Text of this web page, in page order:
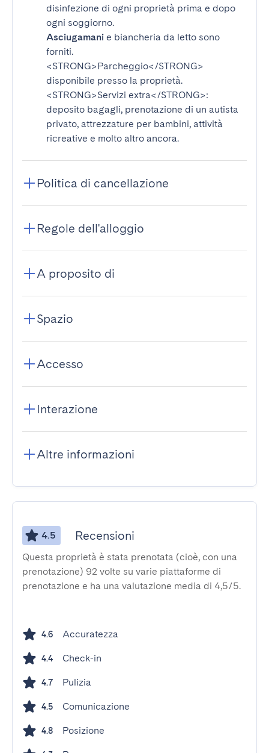
disinfezione di ogni proprietà prima e dopo
ogni soggiorno.
Asciugamani e biancheria da letto sono
forniti.
<STRONG>Parcheggio</STRONG>
disponibile presso la proprietà.
<STRONG>Servizi extra</STRONG>:
deposito bagagli, prenotazione di un autista
privato, attrezzature per bambini, attività
ricreative e molto altro ancora.
Politica di cancellazione
Regole dell'alloggio
A proposito di
Spazio
Accesso
Interazione
Altre informazioni
4.5 Recensioni
Questa proprietà è stata prenotata (cioè, con una
prenotazione) 92 volte su varie piattaforme di
prenotazione e ha una valutazione media di 4,5/5.
4.6 Accuratezza
4.4 Check-in
4.7 Pulizia
4.5 Comunicazione
4.8 Posizione